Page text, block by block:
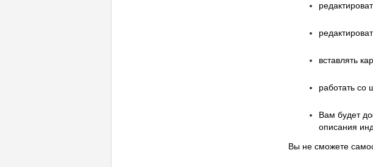
вставлять
работать со
Вам будет
описания
Вы не сможете